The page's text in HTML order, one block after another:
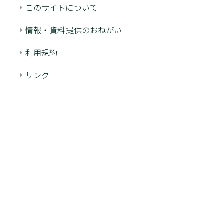
このサイトについて
情報・資料提供のおねがい
利用規約
リンク